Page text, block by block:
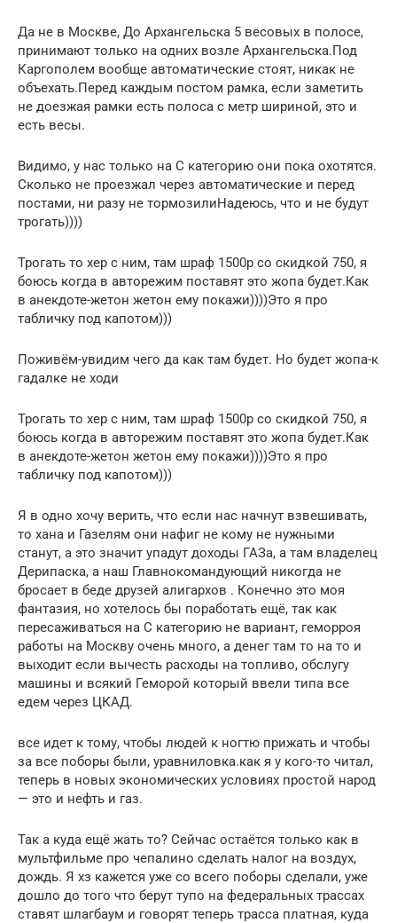
Да не в Москве, До Архангельска 5 весовых в полосе,
принимают только на одних возле Архангельска.Под
Каргополем вообще автоматические стоят, никак не
объехать.Перед каждым постом рамка, если заметить
не доезжая рамки есть полоса с метр шириной, это и
есть весы.
Видимо, у нас только на С категорию они пока охотятся.
Сколько не проезжал через автоматические и перед
постами, ни разу не тормозилиНадеюсь, что и не будут
трогать))))
Трогать то хер с ним, там шраф 1500р со скидкой 750, я
боюсь когда в авторежим поставят это жопа будет.Как
в анекдоте-жетон жетон ему покажи))))Это я про
табличку под капотом)))
Поживём-увидим чего да как там будет. Но будет жопа-к
гадалке не ходи
Трогать то хер с ним, там шраф 1500р со скидкой 750, я
боюсь когда в авторежим поставят это жопа будет.Как
в анекдоте-жетон жетон ему покажи))))Это я про
табличку под капотом)))
Я в одно хочу верить, что если нас начнут взвешивать,
то хана и Газелям они нафиг не кому не нужными
станут, а это значит упадут доходы ГАЗа, а там владелец
Дерипаска, а наш Главнокомандующий никогда не
бросает в беде друзей алигархов . Конечно это моя
фантазия, но хотелось бы поработать ещё, так как
пересаживаться на С категорию не вариант, геморроя
работы на Москву очень много, а денег там то на то и
выходит если вычесть расходы на топливо, обслугу
машины и всякий Геморой который ввели типа все
едем через ЦКАД.
все идет к тому, чтобы людей к ногтю прижать и чтобы
за все поборы были, уравниловка.как я у кого-то читал,
теперь в новых экономических условиях простой народ
— это и нефть и газ.
Так а куда ещё жать то? Сейчас остаётся только как в
мультфильме про чепалино сделать налог на воздух,
дождь. Я хз кажется уже со всего поборы сделали, уже
дошло до того что берут тупо на федеральных трассах
ставят шлагбаум и говорят теперь трасса платная, куда